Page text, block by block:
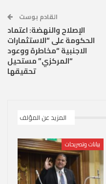
القادم بوست
الإصلاح والنهضة: اعتماد
الحكومة على “الاستثمارات
الاجنبية “مخاطرة ووعود
“المركزي” مستحيل
تحقيقها
المزيد عن المؤلف
بيانات وتصريحات